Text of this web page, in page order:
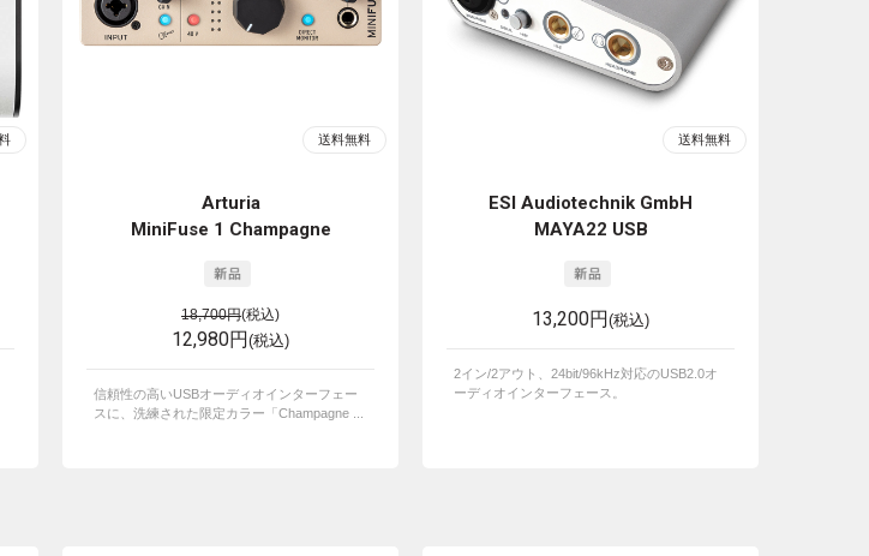
Arturia
MiniFuse 1 Champagne
18,700円(税込)
12,980円(税込)
信頼性の高いUSBオーディオインターフェー
スに、洗練された限定カラー「Champagne ...
ESI Audiotechnik GmbH
MAYA22 USB
13,200円(税込)
2イン/2アウト、24bit/96kHz対応のUSB2.0オ
ーディオインターフェース。